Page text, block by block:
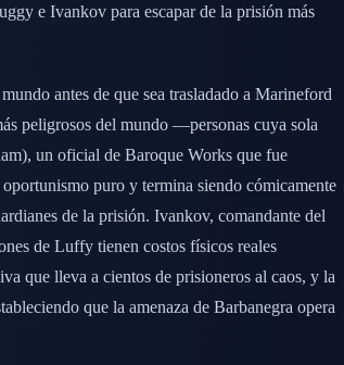
e Ivankov para escapar de la prisión más
antes de que sea trasladado a Marineford
peligrosos del mundo —personas cuya sola
un oficial de Baroque Works que fue
puro y termina siendo cómicamente
de la prisión. Ivankov, comandante del
de Luffy tienen costos físicos reales
que lleva a cientos de prisioneros al caos, y la
que la amenaza de Barbanegra opera